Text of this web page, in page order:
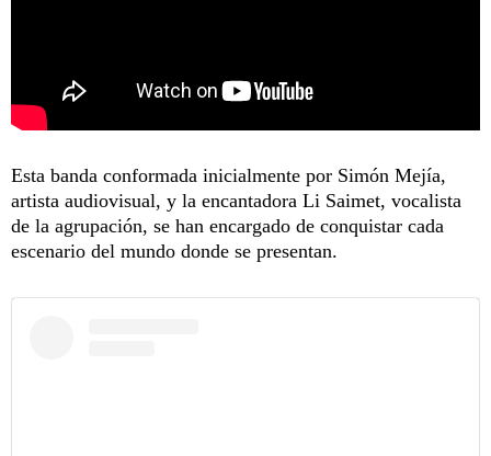
Esta banda conformada inicialmente por Simón Mejía,
artista audiovisual, y la encantadora Li Saimet, vocalista
de la agrupación, se han encargado de conquistar cada
escenario del mundo donde se presentan.